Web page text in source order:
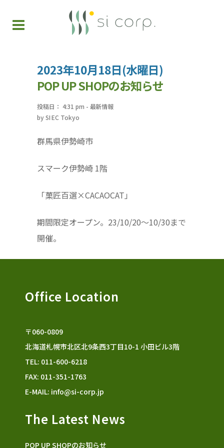
2023年10月18日(水曜日)
POP UP SHOPのお知らせ
投稿日： 4:31 pm - 最新情報
bySI EC Tokyo
群馬県伊勢崎市
スマーク伊勢崎 1階
「菓匠百選×CACAOCAT」
期間限定オープン。23/10/20～10/30まで
開催。
Office Location
〒060-0809
北海道札幌市北区北9条西3丁目10-1 小田ビル3階
TEL: 011-600-6218
FAX: 011-351-1763
E-MAIL: info@si-corp.jp
The Latest News
POP UP SHOPのお知らせ